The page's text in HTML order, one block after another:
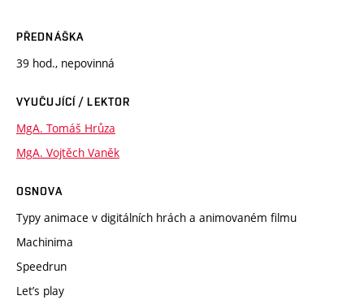
PŘEDNÁŠKA
39 hod., nepovinná
VYUČUJÍCÍ / LEKTOR
MgA. Tomáš Hrůza
MgA. Vojtěch Vaněk
OSNOVA
Typy animace v digitálních hrách a animovaném filmu
Machinima
Speedrun
Let’s play